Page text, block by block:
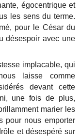
égocentrique et
les sens du terme.
pour le César du
désespoir avec une
implacable, qui
laisse comme
devant cette
une fois de plus,
marier les
pour nous emporter
et désespéré sur